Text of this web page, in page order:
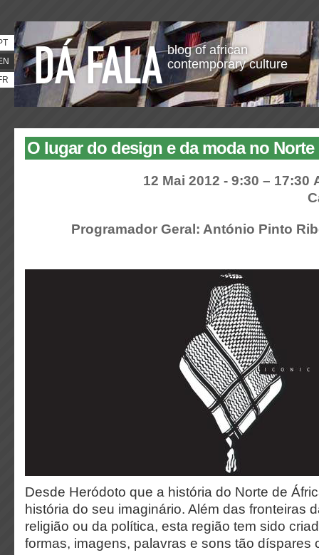
blog of african
contemporary culture
O lugar do design e da moda no Norte
12 Mai 2012 - 9:30 – 17:30
Programador Geral: António Pinto
Desde Heródoto que a história do Norte de
história do seu imaginário. Além das fronteiras
religião ou da política, esta região tem sido
formas, imagens, palavras e sons tão díspares